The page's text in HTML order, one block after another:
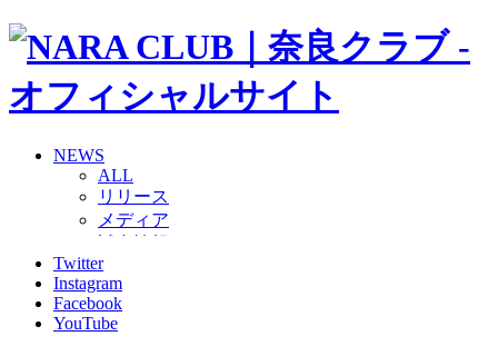
NEWS
ALL
リリース
メディア
グッズ
ファンコミュニティ
普及・育成
ホームタウン
Twitter
Instagram
Facebook
YouTube